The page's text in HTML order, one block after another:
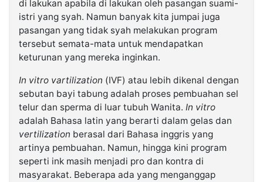
di lakukan apabila di lakukan oleh pasangan suami-
istri yang syah. Namun banyak kita jumpai juga
pasangan yang tidak syah melakukan program
tersebut semata-mata untuk mendapatkan
keturunan yang mereka inginkan.
In vitro vartilization (IVF) atau lebih dikenal dengan
sebutan bayi tabung adalah proses pembuahan sel
telur dan sperma di luar tubuh Wanita. In vitro
adalah Bahasa latin yang berarti dalam gelas dan
vertilization berasal dari Bahasa inggris yang
artinya pembuahan. Namun, hingga kini program
seperti ink masih menjadi pro dan kontra di
masyarakat. Beberapa ada yang menganggap